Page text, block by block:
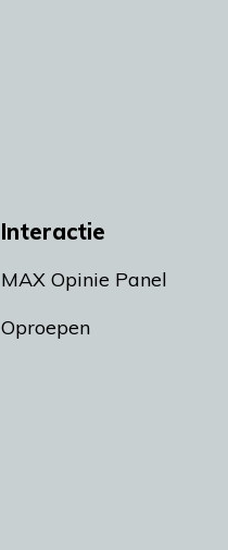
Interactie
MAX Opinie Panel
Oproepen